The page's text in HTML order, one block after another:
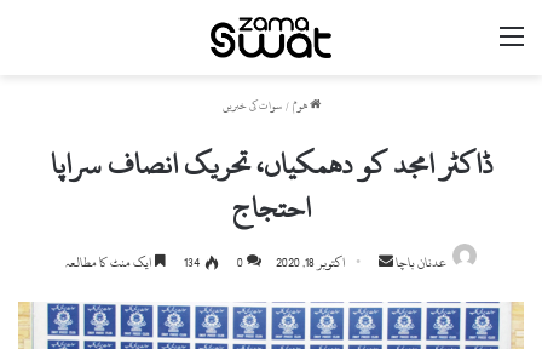
مینو
ھوم / سوات کی خبریں
ڈاکٹر امجد کو دھمکیاں، تحریک انصاف سراپا
احتجاج
عدنان باچا
Send
email
اکتوبر 18, 2020 0
134 ایک منٹ کا مطالعہ